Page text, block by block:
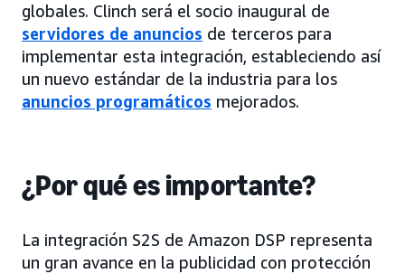
globales. Clinch será el socio inaugural de
servidores de anuncios de terceros para
implementar esta integración, estableciendo así
un nuevo estándar de la industria para los
anuncios programáticos mejorados.
¿Por qué es importante?
La integración S2S de Amazon DSP representa
un gran avance en la publicidad con protección